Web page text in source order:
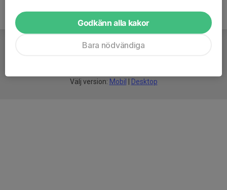
Välj version: Mobil Desktop
Godkänn alla kakor
Bara nödvändiga